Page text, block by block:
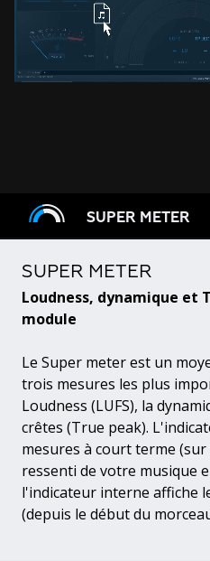
SUPER METER
SUPER METER
Loudness, dynamique et
module
Le Super meter est un
trois mesures les plus
Loudness (LUFS), la
crêtes (True peak).
mesures à court terme
ressenti de votre musique
l'indicateur interne affiche
(depuis le début du